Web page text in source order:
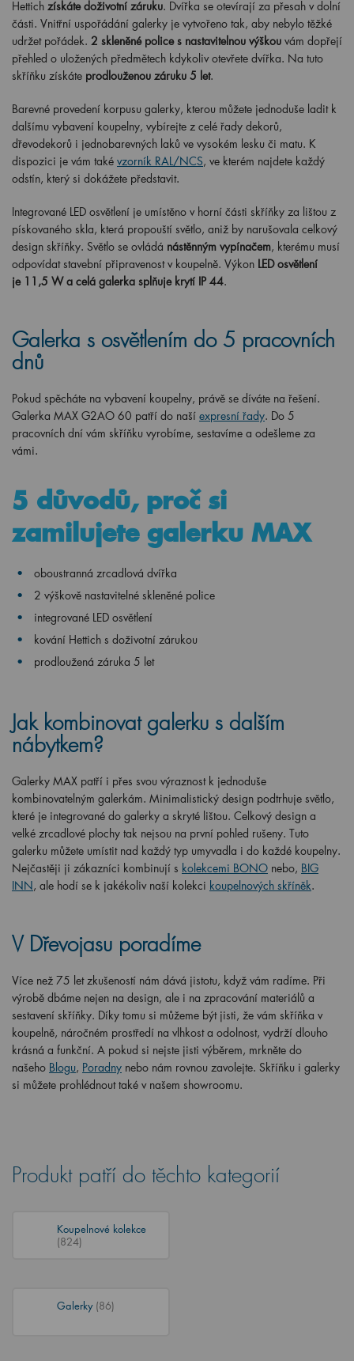
Hettich získáte doživotní záruku. Dvířka se otevírají za přesah v dolní
části. Vnitřní uspořádání galerky je vytvořeno tak, aby nebylo těžké
udržet pořádek. 2 skleněné police s nastavitelnou výškou vám dopřejí
přehled o uložených předmětech kdykoliv otevřete dvířka. Na tuto
skříňku získáte prodlouženou záruku 5 let.
Barevné provedení korpusu galerky, kterou můžete jednoduše ladit k
dalšímu vybavení koupelny, vybírejte z celé řady dekorů,
dřevodekorů i jednobarevných laků ve vysokém lesku či matu. K
dispozici je vám také vzorník RAL/NCS, ve kterém najdete každý
odstín, který si dokážete představit.
Integrované LED osvětlení je umístěno v horní části skříňky za lištou z
pískovaného skla, která propouští světlo, aniž by narušovala celkový
design skříňky. Světlo se ovládá nástěnným vypínačem, kterému musí
odpovídat stavební připravenost v koupelně. Výkon LED osvětlení
je 11,5 W a celá galerka splňuje krytí IP 44.
Galerka s osvětlením do 5 pracovních
dnů
Pokud spěcháte na vybavení koupelny, právě se díváte na řešení.
Galerka MAX G2AO 60 patří do naší expresní řady. Do 5
pracovních dní vám skříňku vyrobíme, sestavíme a odešleme za
vámi.
5 důvodů, proč si
zamilujete galerku MAX
oboustranná zrcadlová dvířka
2 výškově nastavitelné skleněné police
integrované LED osvětlení
kování Hettich s doživotní zárukou
prodloužená záruka 5 let
Jak kombinovat galerku s dalším
nábytkem?
Galerky MAX patří i přes svou výraznost k jednoduše
kombinovatelným galerkám. Minimalistický design podtrhuje světlo,
které je integrované do galerky a skryté lištou. Celkový design a
velké zrcadlové plochy tak nejsou na první pohled rušeny. Tuto
galerku můžete umístit nad každý typ umyvadla i do každé koupelny.
Nejčastěji ji zákazníci kombinují s kolekcemi BONO nebo, BIG
INN, ale hodí se k jakékoliv naší kolekci koupelnových skříněk.
V Dřevojasu poradíme
Více než 75 let zkušeností nám dává jistotu, když vám radíme. Při
výrobě dbáme nejen na design, ale i na zpracování materiálů a
sestavení skříňky. Díky tomu si můžeme být jisti, že vám skříňka v
koupelně, náročném prostředí na vlhkost a odolnost, vydrží dlouho
krásná a funkční. A pokud si nejste jisti výběrem, mrkněte do
našeho Blogu, Poradny nebo nám rovnou zavolejte. Skříňku i galerky
si můžete prohlédnout také v našem showroomu.
Produkt patří do těchto kategorií
Koupelnové kolekce
(824)
Galerky (86)